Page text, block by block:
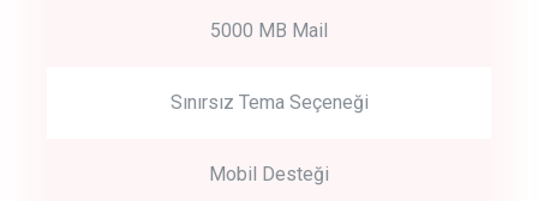
5000 MB Mail
Sınırsız Tema Seçeneği
Mobil Desteği